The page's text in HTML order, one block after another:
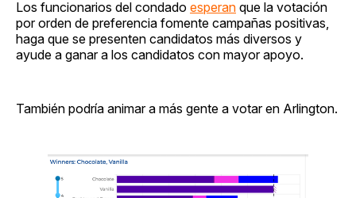
Los funcionarios del condado esperan que la votación
por orden de preferencia fomente campañas positivas,
haga que se presenten candidatos más diversos y
ayude a ganar a los candidatos con mayor apoyo.
También podría animar a más gente a votar en Arlington.